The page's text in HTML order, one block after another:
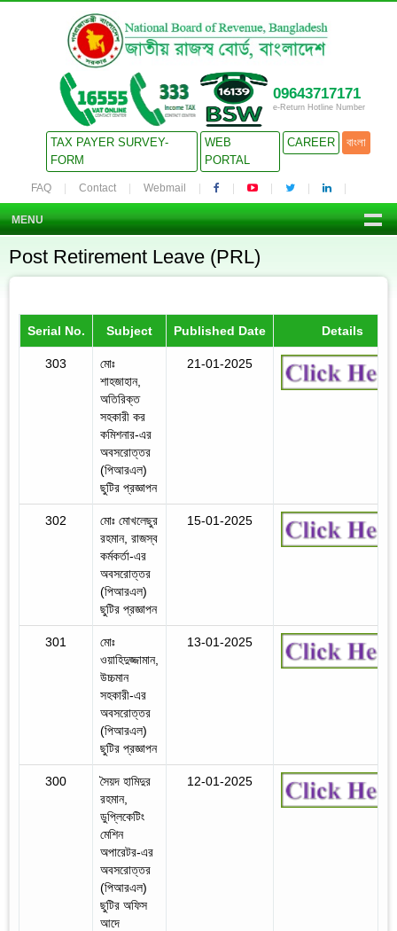
09643717171
e-Return Hotline Number
TAX PAYER SURVEY-
FORM
WEB
PORTAL
CAREER বাংলা
FAQ Contact Webmail
MENU
Post Retirement Leave (PRL)
Serial No. Subject Published Date Details
303
মোঃ
শাহজাহান,
অতিরিক্ত
সহকারী কর
কমিশনার-এর
অবসরোত্তর
(পিআরএল)
ছুটির প্রজ্ঞাপন
21-01-2025
302
মোঃ মোখলেছুর
রহমান, রাজস্ব
কর্মকর্তা-এর
অবসরোত্তর
(পিআরএল)
ছুটির প্রজ্ঞাপন
15-01-2025
301
মোঃ
ওয়াহিদুজ্জামান,
উচ্চমান
সহকারী-এর
অবসরোত্তর
(পিআরএল)
ছুটির প্রজ্ঞাপন
13-01-2025
300
সৈয়দ হামিদুর
রহমান,
ডুপ্লিকেটিং
মেশিন
অপারেটর-এর
অবসরোত্তর
(পিআরএল)
ছুটির অফিস
আদে
12-01-2025